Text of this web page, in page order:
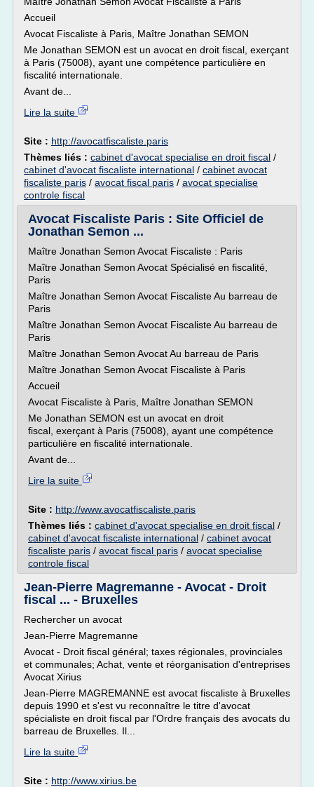
Accueil
Avocat Fiscaliste à Paris, Maître Jonathan SEMON
Me Jonathan SEMON est un avocat en droit fiscal, exerçant
à Paris (75008), ayant une compétence particulière en
fiscalité internationale.
Avant de...
Lire la suite
Site : http://avocatfiscaliste.paris
Thèmes liés : cabinet d'avocat specialise en droit fiscal /
cabinet d'avocat fiscaliste international / cabinet avocat
fiscaliste paris / avocat fiscal paris / avocat specialise
controle fiscal
Avocat Fiscaliste Paris : Site Officiel de
Jonathan Semon ...
Maître Jonathan Semon Avocat Fiscaliste : Paris
Maître Jonathan Semon Avocat Spécialisé en fiscalité,
Paris
Maître Jonathan Semon Avocat Fiscaliste Au barreau de
Paris
Maître Jonathan Semon Avocat Fiscaliste Au barreau de
Paris
Maître Jonathan Semon Avocat Au barreau de Paris
Maître Jonathan Semon Avocat Fiscaliste à Paris
Accueil
Avocat Fiscaliste à Paris, Maître Jonathan SEMON
Me Jonathan SEMON est un avocat en droit
fiscal, exerçant à Paris (75008), ayant une compétence
particulière en fiscalité internationale.
Avant de...
Lire la suite
Site : http://www.avocatfiscaliste.paris
Thèmes liés : cabinet d'avocat specialise en droit fiscal /
cabinet d'avocat fiscaliste international / cabinet avocat
fiscaliste paris / avocat fiscal paris / avocat specialise
controle fiscal
Jean-Pierre Magremanne - Avocat - Droit
fiscal ... - Bruxelles
Rechercher un avocat
Jean-Pierre Magremanne
Avocat - Droit fiscal général; taxes régionales, provinciales
et communales; Achat, vente et réorganisation d'entreprises
Avocat Xirius
Jean-Pierre MAGREMANNE est avocat fiscaliste à Bruxelles
depuis 1990 et s'est vu reconnaître le titre d'avocat
spécialiste en droit fiscal par l'Ordre français des avocats du
barreau de Bruxelles. Il...
Lire la suite
Site : http://www.xirius.be